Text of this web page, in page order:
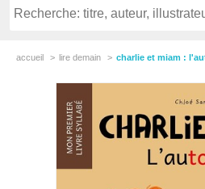
accueil lire demain charlie et miam :